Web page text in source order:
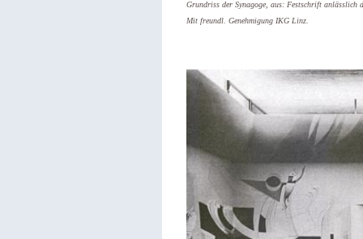
Grundriss der Synagoge, aus: Festschrift
Mit freundl. Genehmigung IKG Linz.